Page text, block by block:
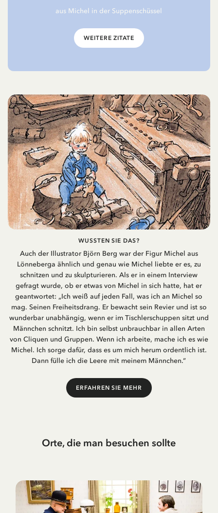
aus Michel in der Suppenschüssel
WEITERE ZITATE
WUSSTEN SIE DAS?
Auch der Illustrator Björn Berg war der Figur Michel aus
Lönneberga ähnlich und genau wie Michel liebte er es, zu
schnitzen und zu skulpturieren. Als er in einem Interview
gefragt wurde, ob er etwas von Michel in sich hatte, hat er
geantwortet: „Ich weiß auf jeden Fall, was ich an Michel so
mag. Seinen Freiheitsdrang. Er bewacht sein Revier und ist so
wunderbar unabhängig, wenn er im Tischlerschuppen sitzt und
Männchen schnitzt. Ich bin selbst unbrauchbar in allen Arten
von Cliquen und Gruppen. Wenn ich arbeite, mache ich es wie
Michel. Ich sorge dafür, dass es um mich herum ordentlich ist.
Dann fülle ich die Leere mit meinem Männchen.“
ERFAHREN SIE MEHR
Orte, die man besuchen sollte